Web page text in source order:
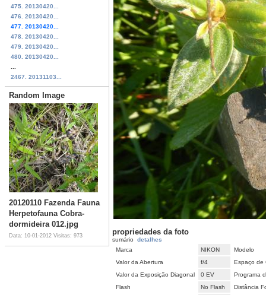
475. 20130420...
476. 20130420...
477. 20130420...
478. 20130420...
479. 20130420...
480. 20130420...
2467. 20131103...
Random Image
20120110 Fazenda Fauna
Herpetofauna Cobra-
dormideira 012.jpg
Data: 10-01-2012 Visitas: 973 propriedades da foto
sumário detalhes
Marca
NIKON
Modelo
Valor da Abertura
f/4
Espaço de
Valor da Exposição Diagonal
0 EV
Programa
Flash
No Flash
Distância